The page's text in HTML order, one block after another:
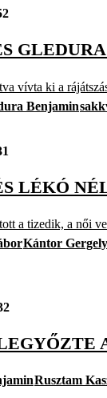
vívta ki a
Benjamin
LÉKÓ
a tizedik, a női
Kántor Gergely
Rusztam